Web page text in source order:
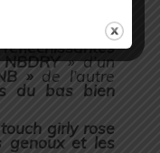
pour
2
» d’un
»de l’autre
du bas bien
girly rose
genoux et les